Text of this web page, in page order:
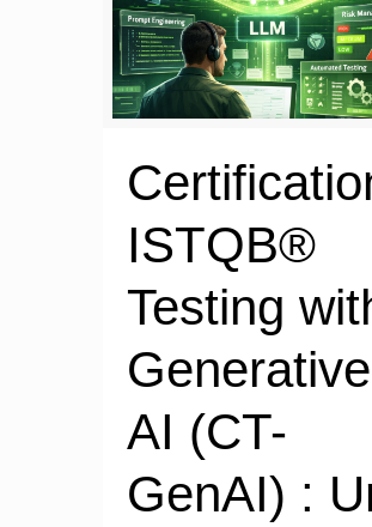
ISTQB®
Testing
Generative
AI (CT-
GenAI) :